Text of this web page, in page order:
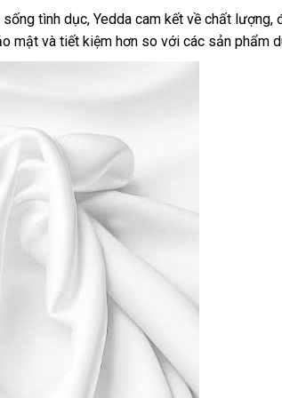
tình dục, Yedda cam kết về chất lượng,
mật và tiết kiệm hơn so với các sản phẩm